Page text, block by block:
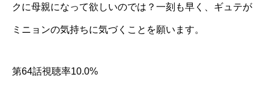
クに母親になって欲しいのでは？一刻も早く、ギュテが
ミニョンの気持ちに気づくことを願います。
第64話視聴率10.0%